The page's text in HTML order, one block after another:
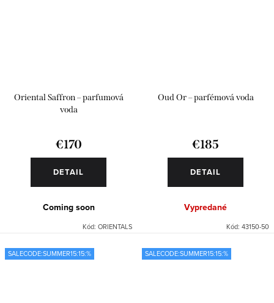
Oriental Saffron – parfumová
voda
€170
DETAIL
Coming soon
Kód: ORIENTALS
Oud Or – parfémová voda
€185
DETAIL
Vypredané
Kód: 43150-50
SALECODE:SUMMER15:15:% SALECODE:SUMMER15:15:%